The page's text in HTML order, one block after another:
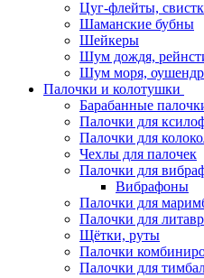
Цуг-флейты,
Шаманские бубны
Шейкеры
Шум дождя,
Шум моря,
Палочки и колотушки
Барабанные
Палочки для
Палочки для
Чехлы для палочек
Палочки для
Вибрафоны
Палочки для
Палочки для литавр
Щётки, руты
Палочки
Палочки для